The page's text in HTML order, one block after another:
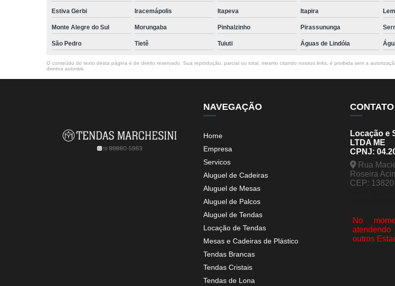
Estiva Gerbi Iracemápolis Itapeva Itapira
Monte Alegre do Sul Morungaba Pinhalzinho Pirassununga
São Pedro Tietê Tuiuti Águas de Lindóia
O conteúdo do texto desta página é de direito reservado. Sua reprodução, parcial ou total, mesmo citando nossos links, é proibida sem a
direitos autorais
NAVEGAÇÃO
Home
Empresa
Servicos
Aluguel de Cadeiras
Aluguel de Mesas
Aluguel de Palcos
Aluguel de Tendas
Locação de Tendas
Mesas e Cadeiras de Plástico
Tendas Brancas
Tendas Cristais
Tendas de Lona
CONTATO
Locação e
LTDA ME
CPNJ:
Rua
Roseira
CEP:
No
outros